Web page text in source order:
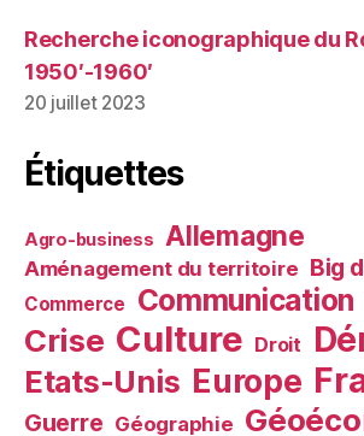
Recherche iconographique du
1950′-1960′
20 juillet 2023
Étiquettes
Agro-business Allemagne
Aménagement du territoire Big
Commerce Communication
Crise Culture Droit
Etats-Unis Europe
Guerre Géographie